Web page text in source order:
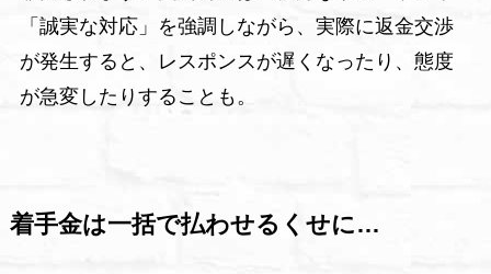
「誠実な対応」を強調しながら、実際に返金交渉
が発生すると、レスポンスが遅くなったり、態度
が急変したりすることも。
着手金は一括で払わせるくせに…